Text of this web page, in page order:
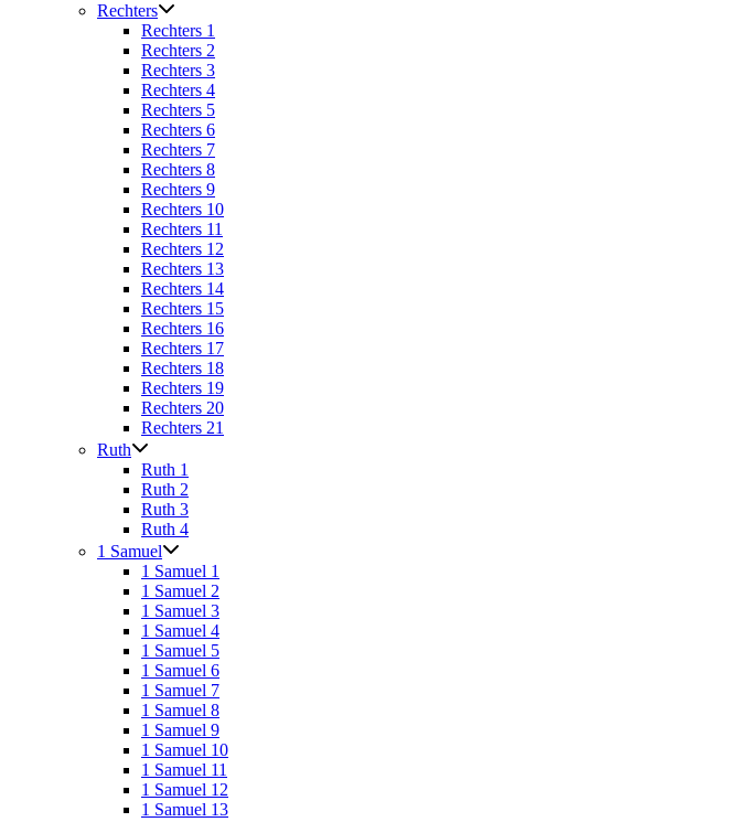
Rechters
Rechters 1
Rechters 2
Rechters 3
Rechters 4
Rechters 5
Rechters 6
Rechters 7
Rechters 8
Rechters 9
Rechters 10
Rechters 11
Rechters 12
Rechters 13
Rechters 14
Rechters 15
Rechters 16
Rechters 17
Rechters 18
Rechters 19
Rechters 20
Rechters 21
Ruth
Ruth 1
Ruth 2
Ruth 3
Ruth 4
1 Samuel
1 Samuel 1
1 Samuel 2
1 Samuel 3
1 Samuel 4
1 Samuel 5
1 Samuel 6
1 Samuel 7
1 Samuel 8
1 Samuel 9
1 Samuel 10
1 Samuel 11
1 Samuel 12
1 Samuel 13